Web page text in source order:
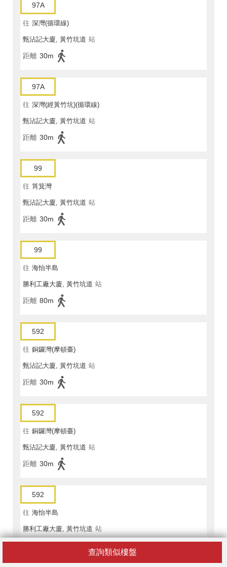
查詢類似樓盤
97A
往 深灣(循環線)
甄沾記大廈, 黃竹坑道 站
距離 30m
97A
往 深灣(經黃竹坑)(循環線)
甄沾記大廈, 黃竹坑道 站
距離 30m
99
往 筲箕灣
甄沾記大廈, 黃竹坑道 站
距離 30m
99
往 海怡半島
勝利工廠大廈, 黃竹坑道 站
距離 80m
592
往 銅鑼灣(摩頓臺)
甄沾記大廈, 黃竹坑道 站
距離 30m
592
往 銅鑼灣(摩頓臺)
甄沾記大廈, 黃竹坑道 站
距離 30m
592
往 海怡半島
勝利工廠大廈, 黃竹坑道 站